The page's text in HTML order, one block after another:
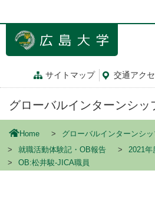
ン
サイトマップ 交通アク
グローバルインターンシッ
Home
グローバルインターンシッ
就職活動体験記・OB報告
2021年
OB:松井駿-JICA職員